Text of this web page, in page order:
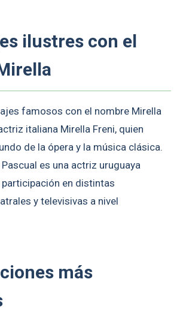
ilustres con el
famosos con el nombre Mirella
italiana Mirella Freni, quien
de la ópera y la música clásica.
es una actriz uruguaya
en distintas
y televisivas a nivel
más